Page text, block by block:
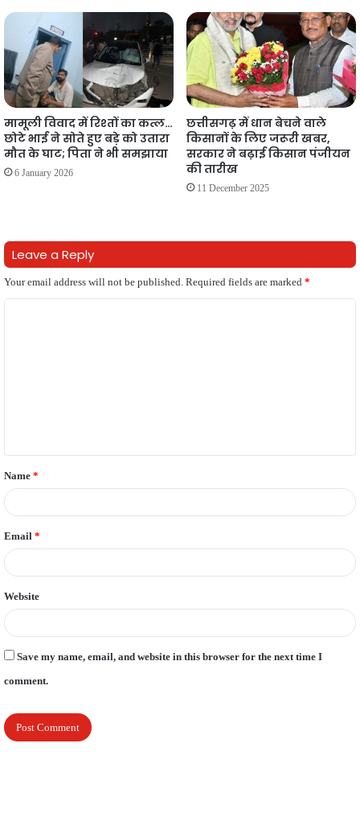
मामूली विवाद में रिश्तों का कत्ल…
छोटे भाई ने सोते हुए बड़े को उतारा
मौत के घाट; पिता ने भी समझाया
6 January 2026
छत्तीसगढ़ में धान बेचने वाले
किसानों के लिए जरूरी खबर,
सरकार ने बढ़ाई किसान पंजीयन
की तारीख
11 December 2025
Leave a Reply
Your email address will not be published. Required fields are marked *
t
*
Name *
Email *
Website
Save my name, email, and website in this browser for the next time I
comment.